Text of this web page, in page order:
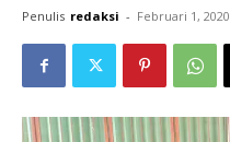
Penulis redaksi - Februari 1, 2020